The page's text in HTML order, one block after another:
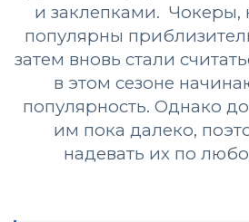
и заклепками. Чокеры,
популярны
затем вновь стали
в этом сезоне
популярность. Однако до
им пока далеко,
надевать их по